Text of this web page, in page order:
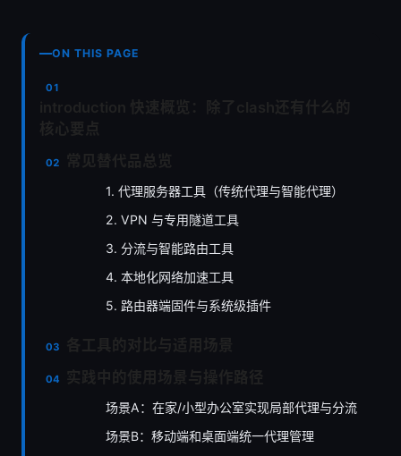
ON THIS PAGE
1. 代理服务器工具（传统代理与智能代理）
2. VPN 与专用隧道工具
3. 分流与智能路由工具
4. 本地化网络加速工具
5. 路由器端固件与系统级插件
场景A：在家/小型办公室实现局部代理与分流
场景B：移动端和桌面端统一代理管理